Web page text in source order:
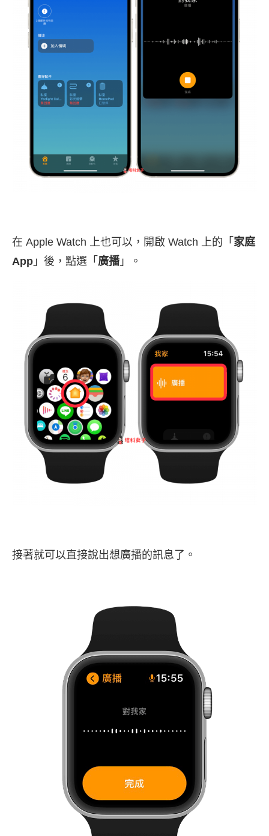
在 Apple Watch 上也可以，開啟 Watch 上的「 家庭
App 」後，點選「 廣播」。
接著就可以直接說出想廣播的訊息了。